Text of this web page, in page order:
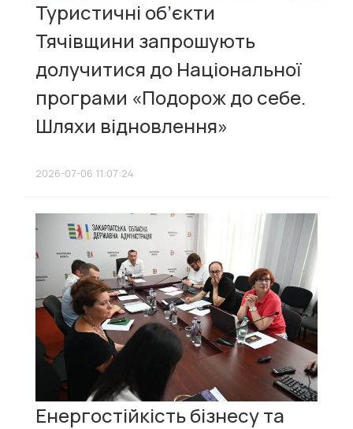
Туристичні об’єкти
Тячівщини запрошують
долучитися до Національної
програми «Подорож до себе.
Шляхи відновлення»
2026-07-06 11:07:24
Енергостійкість бізнесу та